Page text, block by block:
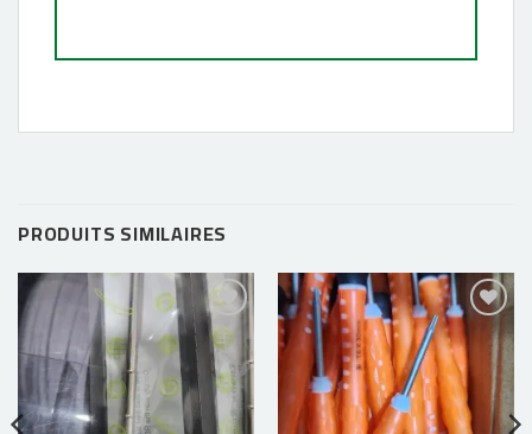
PRODUITS SIMILAIRES
Ajouter
à la liste
d’envies
Ajouter
à la liste
d’envies